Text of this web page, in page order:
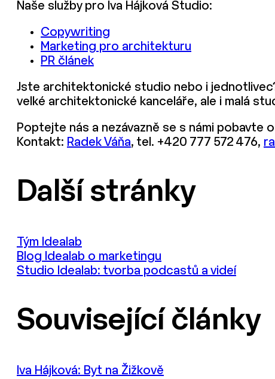
Naše služby pro Iva Hájková Studio:
Copywriting
Marketing pro architekturu
PR článek
Jste architektonické studio nebo i
velké architektonické kanceláře, ale i malá
Poptejte nás a nezávazně se s námi pobavte o
Kontakt: Radek Váňa, tel. +420 777 572 476,
Další stránky
Tým Idealab
Blog Idealab o marketingu
Studio Idealab: tvorba podcastů a videí
Související články
Iva Hájková: Byt na Žižkově